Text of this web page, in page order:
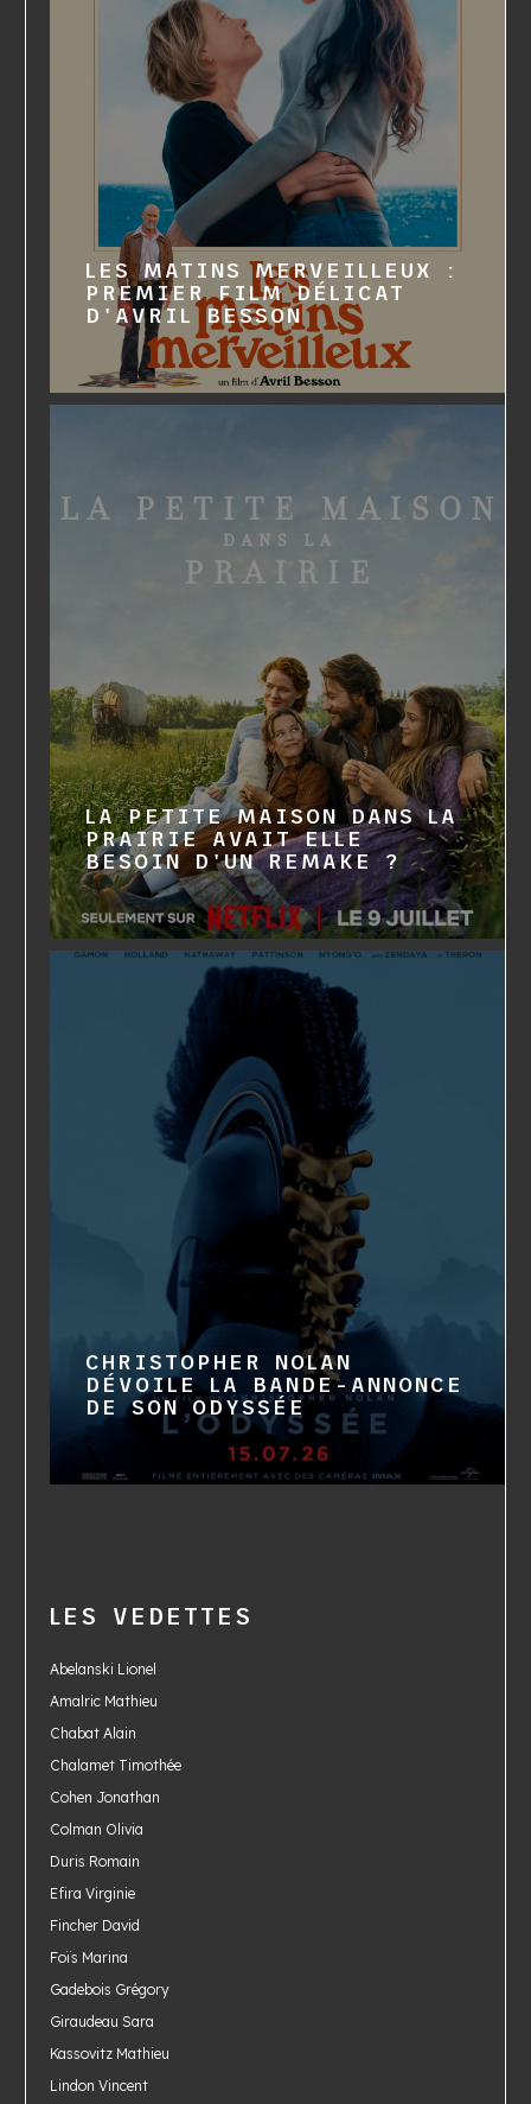
LES MATINS MERVEILLEUX :
PREMIER FILM DÉLICAT
D'AVRIL BESSON
LA PETITE MAISON DANS LA
PRAIRIE AVAIT ELLE
BESOIN D'UN REMAKE ?
CHRISTOPHER NOLAN
DÉVOILE LA BANDE-ANNONCE
DE SON ODYSSÉE
LES VEDETTES
Abelanski Lionel
Amalric Mathieu
Chabat Alain
Chalamet Timothée
Cohen Jonathan
Colman Olivia
Duris Romain
Efira Virginie
Fincher David
Foïs Marina
Gadebois Grégory
Giraudeau Sara
Kassovitz Mathieu
Lindon Vincent